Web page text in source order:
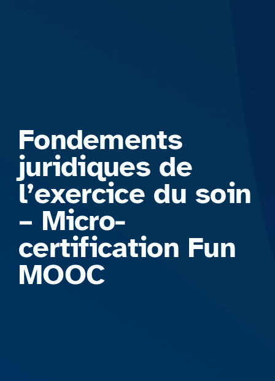
Fondements
juridiques de
l’exercice du soin
– Micro-
certification Fun
MOOC